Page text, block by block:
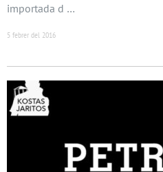
importada d …
5 febrer del 2016